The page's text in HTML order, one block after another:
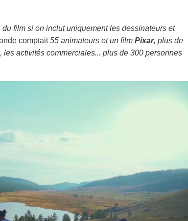
film si on inclut uniquement les dessinateurs et
comptait55 animateurs et un film Pixar, plus de
activités commerciales... plus de 300 personnes